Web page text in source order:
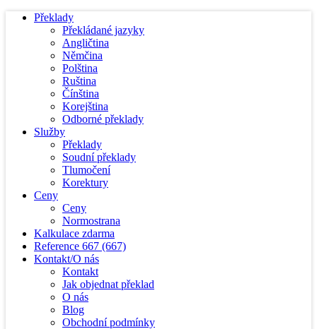
Překlady
Překládané jazyky
Angličtina
Němčina
Polština
Ruština
Čínština
Korejština
Odborné překlady
Služby
Překlady
Soudní překlady
Tlumočení
Korektury
Ceny
Ceny
Normostrana
Kalkulace zdarma
Reference 667 (667)
Kontakt/O nás
Kontakt
Jak objednat překlad
O nás
Blog
Obchodní podmínky